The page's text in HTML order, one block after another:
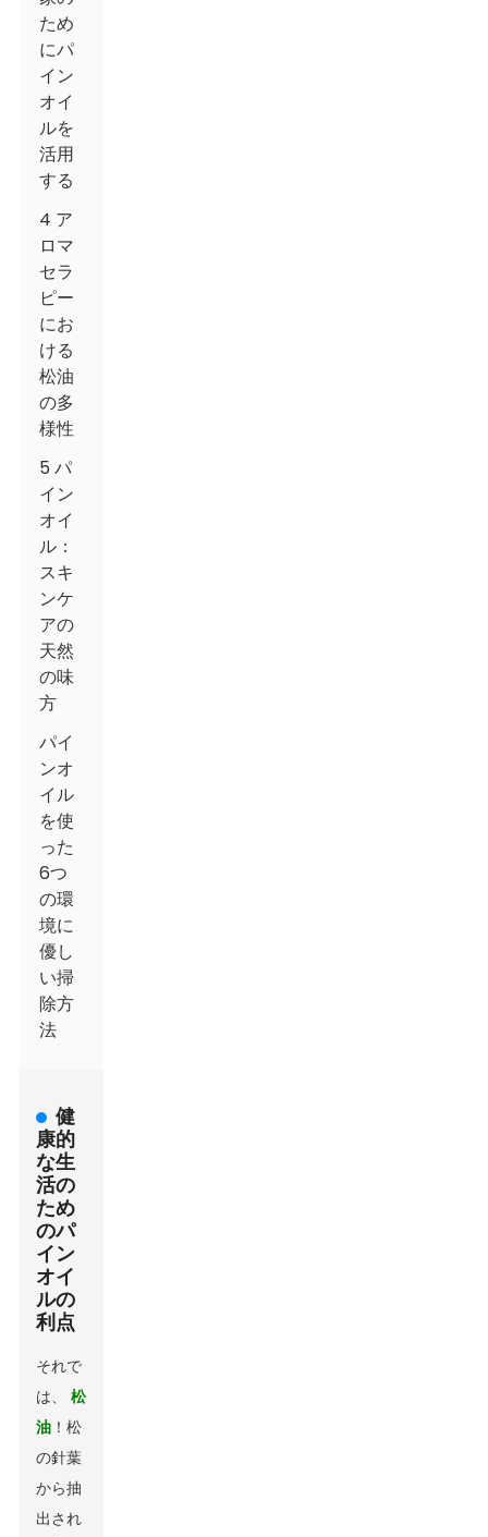
ため
にパ
イン
オイ
ルを
活用
する
4 ア
ロマ
セラ
ピー
にお
ける
松油
の多
様性
5 パ
イン
オイ
ル：
スキ
ンケ
アの
天然
の味
方
パイ
ンオ
イル
を使
った
6つ
の環
境に
優し
い掃
除方
法
健
康的
な生
活の
ため
のパ
イン
オイ
ルの
利点
それで
は、松
油 ！松
の針葉
から抽
出され